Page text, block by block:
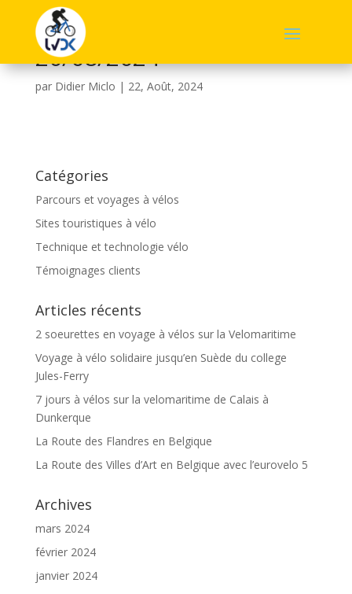
20/08/2024
par Didier Miclo | 22, Août, 2024
Catégories
Parcours et voyages à vélos
Sites touristiques à vélo
Technique et technologie vélo
Témoignages clients
Articles récents
2 soeurettes en voyage à vélos sur la Velomaritime
Voyage à vélo solidaire jusqu’en Suède du college
Jules-Ferry
7 jours à vélos sur la velomaritime de Calais à
Dunkerque
La Route des Flandres en Belgique
La Route des Villes d’Art en Belgique avec l’eurovelo 5
Archives
mars 2024
février 2024
janvier 2024